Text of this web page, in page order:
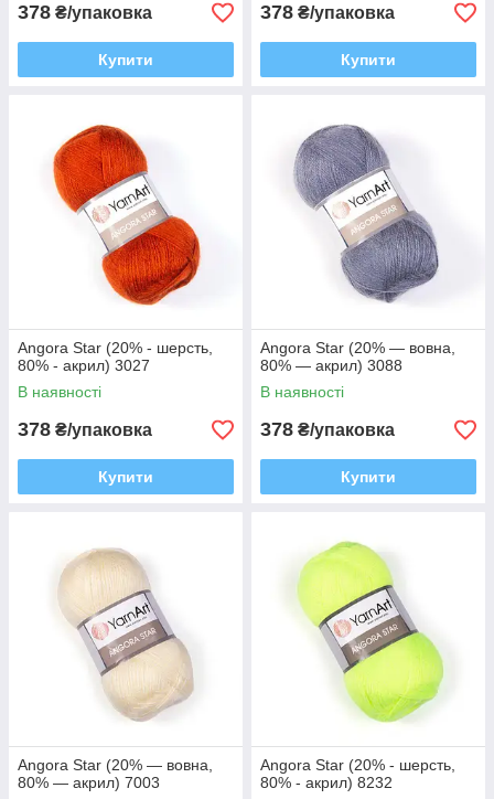
378 ₴/упаковка
Купити
378 ₴/упаковка
Купити
Angora Star (20% - шерсть,
80% - акрил) 3027
В наявності
378 ₴/упаковка
Купити
Angora Star (20% — вовна,
80% — акрил) 3088
В наявності
378 ₴/упаковка
Купити
Angora Star (20% — вовна,
80% — акрил) 7003
Angora Star (20% - шерсть,
80% - акрил) 8232